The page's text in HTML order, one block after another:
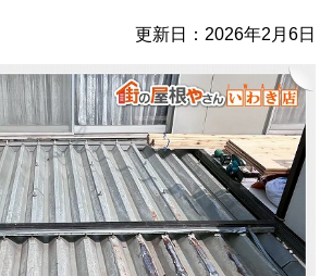
更新日：2026年2月6日